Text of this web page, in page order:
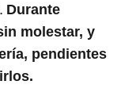
Durante
molestar, y
pendientes